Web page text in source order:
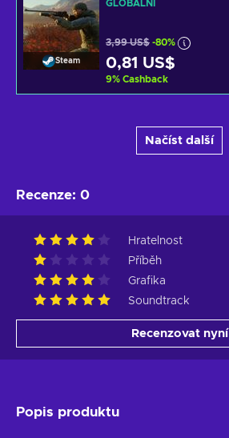
Steam
GLOBÁLNÍ
3,99 US$ -80%
0,81 US$
9% Cashback
Načíst další
Recenze: 0
Hratelnost
Příběh
Grafika
Soundtrack
Recenzovat nyní
Popis produktu